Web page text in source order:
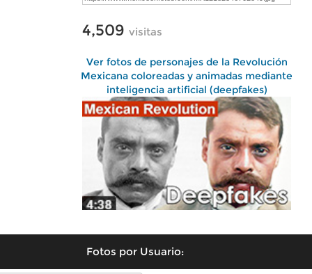
4,509 visitas
Ver fotos de personajes de la Revolución
Mexicana coloreadas y animadas mediante
inteligencia artificial (deepfakes)
Fotos por Usuario: